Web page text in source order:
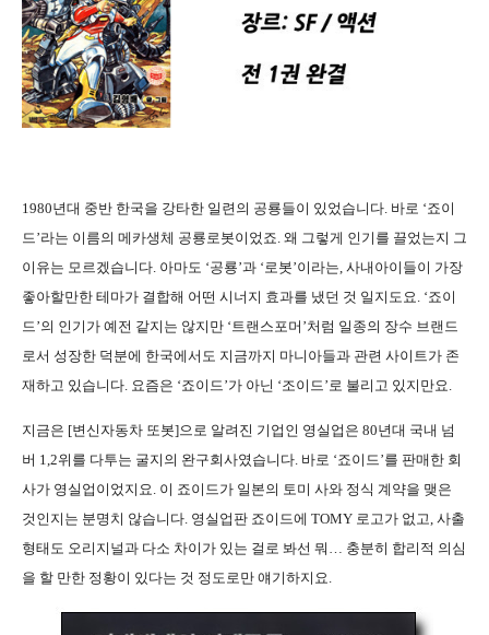
1980년대 중반 한국을 강타한 일련의 공룡들이 있었습니다. 바로 ‘죠이
드’라는 이름의 메카생체 공룡로봇이었죠. 왜 그렇게 인기를 끌었는지 그
이유는 모르겠습니다. 아마도 ‘공룡’과 ‘로봇’이라는, 사내아이들이 가장
좋아할만한 테마가 결합해 어떤 시너지 효과를 냈던 것 일지도요. ‘죠이
드’의 인기가 예전 같지는 않지만 ‘트랜스포머’처럼 일종의 장수 브랜드
로서 성장한 덕분에 한국에서도 지금까지 마니아들과 관련 사이트가 존
재하고 있습니다. 요즘은 ‘죠이드’가 아닌 ‘조이드’로 불리고 있지만요.
지금은 [변신자동차 또봇]으로 알려진 기업인 영실업은 80년대 국내 넘
버 1,2위를 다투는 굴지의 완구회사였습니다. 바로 ‘죠이드’를 판매한 회
사가 영실업이었지요. 이 죠이드가 일본의 토미 사와 정식 계약을 맺은
것인지는 분명치 않습니다. 영실업판 죠이드에 TOMY 로고가 없고, 사출
형태도 오리지널과 다소 차이가 있는 걸로 봐선 뭐… 충분히 합리적 의심
을 할 만한 정황이 있다는 것 정도로만 얘기하지요.